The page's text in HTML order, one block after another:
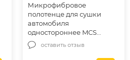
Микрофибровое
полотенце для сушки
автомобиля
одностороннее MCS
Single Twisted Towel Gray
90×70см (MCS-20\Gray)
оставить отзыв